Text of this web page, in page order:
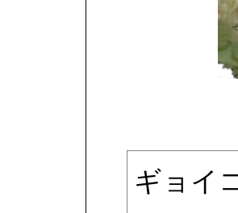
ギョイ